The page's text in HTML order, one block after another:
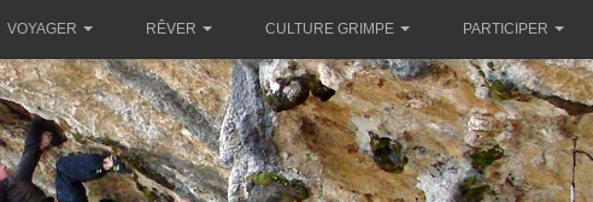
VOYAGER RÊVER CULTURE GRIMPE PARTICIPER